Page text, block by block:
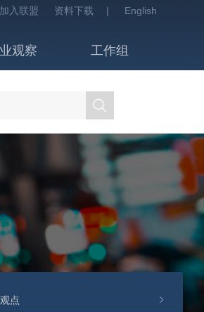
加入联盟 资料下载 | English
观察
工作组
点